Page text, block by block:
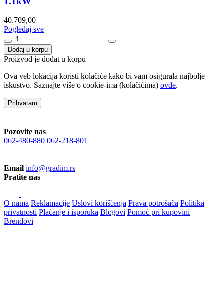
40.709,00
Pogledaj sve
Dodaj u korpu
Proizvod je dodat u korpu
Ova veb lokacija koristi kolačiće kako bi vam osigurala najbolje
iskustvo. Saznajte više o cookie-ima (kolačićima) ovde.
Prihvatam
Pozovite nas
062-480-880 062-218-801
Email info@gradim.rs
Pratite nas
O nama Reklamacije Uslovi korišćenja Prava potrošača Politika
privatnosti Plaćanje i isporuka Blogovi Pomoć pri kupovini
Brendovi